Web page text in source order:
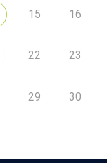
15 16
22 23
29 30